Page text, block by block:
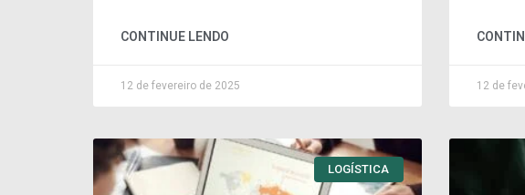
CONTINUE LENDO
12 de fevereiro de 2025 12 de
LOGÍSTICA